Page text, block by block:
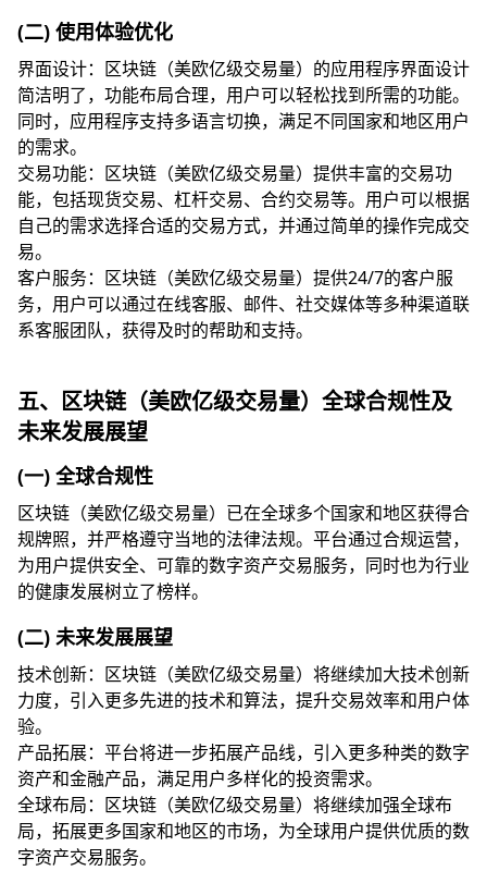
(二) 使用体验优化
界面设计：区块链（美欧亿级交易量）的应用程序界面设计
简洁明了，功能布局合理，用户可以轻松找到所需的功能。
同时，应用程序支持多语言切换，满足不同国家和地区用户
的需求。
交易功能：区块链（美欧亿级交易量）提供丰富的交易功
能，包括现货交易、杠杆交易、合约交易等。用户可以根据
自己的需求选择合适的交易方式，并通过简单的操作完成交
易。
客户服务：区块链（美欧亿级交易量）提供24/7的客户服
务，用户可以通过在线客服、邮件、社交媒体等多种渠道联
系客服团队，获得及时的帮助和支持。
五、区块链（美欧亿级交易量）全球合规性及
未来发展展望
(一) 全球合规性
区块链（美欧亿级交易量）已在全球多个国家和地区获得合
规牌照，并严格遵守当地的法律法规。平台通过合规运营，
为用户提供安全、可靠的数字资产交易服务，同时也为行业
的健康发展树立了榜样。
(二) 未来发展展望
技术创新：区块链（美欧亿级交易量）将继续加大技术创新
力度，引入更多先进的技术和算法，提升交易效率和用户体
验。
产品拓展：平台将进一步拓展产品线，引入更多种类的数字
资产和金融产品，满足用户多样化的投资需求。
全球布局：区块链（美欧亿级交易量）将继续加强全球布
局，拓展更多国家和地区的市场，为全球用户提供优质的数
字资产交易服务。